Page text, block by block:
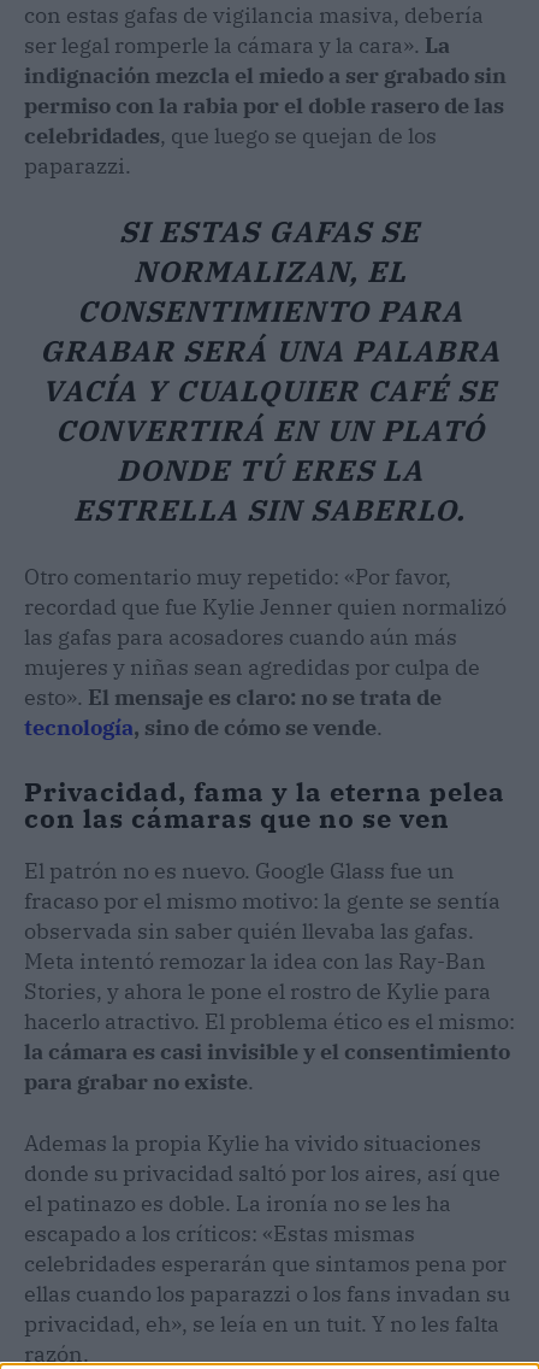
con estas gafas de vigilancia masiva, debería
ser legal romperle la cámara y la cara». La
indignación mezcla el miedo a ser grabado sin
permiso con la rabia por el doble rasero de las
celebridades, que luego se quejan de los
paparazzi.
SI ESTAS GAFAS SE
NORMALIZAN, EL
CONSENTIMIENTO PARA
GRABAR SERÁ UNA PALABRA
VACÍA Y CUALQUIER CAFÉ SE
CONVERTIRÁ EN UN PLATÓ
DONDE TÚ ERES LA
ESTRELLA SIN SABERLO.
Otro comentario muy repetido: «Por favor,
recordad que fue Kylie Jenner quien normalizó
las gafas para acosadores cuando aún más
mujeres y niñas sean agredidas por culpa de
esto». El mensaje es claro: no se trata de
tecnología, sino de cómo se vende.
Privacidad, fama y la eterna pelea
con las cámaras que no se ven
El patrón no es nuevo. Google Glass fue un
fracaso por el mismo motivo: la gente se sentía
observada sin saber quién llevaba las gafas.
Meta intentó remozar la idea con las Ray-Ban
Stories, y ahora le pone el rostro de Kylie para
hacerlo atractivo. El problema ético es el mismo:
la cámara es casi invisible y el consentimiento
para grabar no existe.
Ademas la propia Kylie ha vivido situaciones
donde su privacidad saltó por los aires, así que
el patinazo es doble. La ironía no se les ha
escapado a los críticos: «Estas mismas
celebridades esperarán que sintamos pena por
ellas cuando los paparazzi o los fans invadan su
privacidad, eh», se leía en un tuit. Y no les falta
razón.